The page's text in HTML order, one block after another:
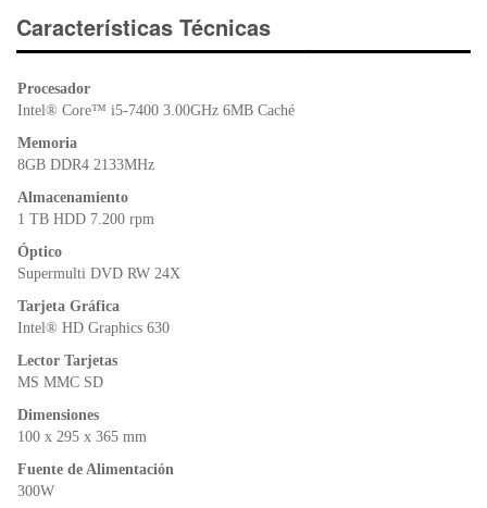
e
b
o
er s
A
p
ri
e
dl
Características Técnicas
Procesador
Intel® Core™ i5-7400 3.00GHz 6MB Caché
Memoria
8GB DDR4 2133MHz
Almacenamiento
1 TB HDD 7.200 rpm
Óptico
Supermulti DVD RW 24X
Tarjeta Gráfica
Intel® HD Graphics 630
Lector Tarjetas
MS MMC SD
Dimensiones
100 x 295 x 365 mm
Fuente de Alimentación
300W